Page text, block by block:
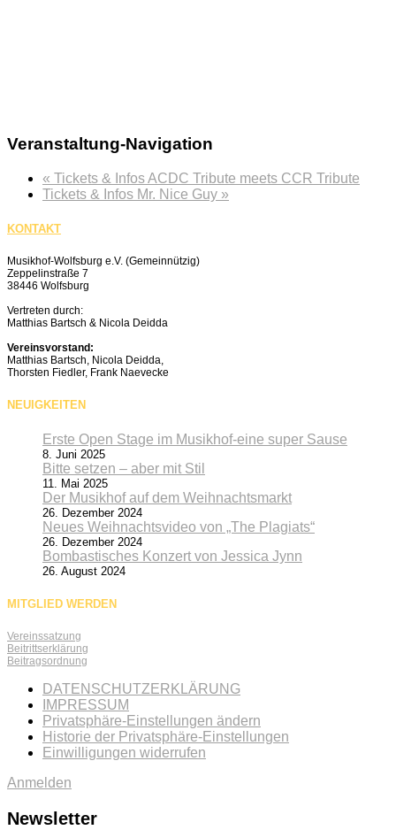
Veranstaltung-Navigation
« Tickets & Infos ACDC Tribute meets CCR Tribute
Tickets & Infos Mr. Nice Guy »
KONTAKT
Musikhof-Wolfsburg e.V. (Gemeinnützig)
Zeppelinstraße 7
38446 Wolfsburg
Vertreten durch:
Matthias Bartsch & Nicola Deidda
Vereinsvorstand:
Matthias Bartsch, Nicola Deidda,
Thorsten Fiedler, Frank Naevecke
NEUIGKEITEN
Erste Open Stage im Musikhof-eine super Sause
8. Juni 2025
Bitte setzen – aber mit Stil
11. Mai 2025
Der Musikhof auf dem Weihnachtsmarkt
26. Dezember 2024
Neues Weihnachtsvideo von „The Plagiats“
26. Dezember 2024
Bombastisches Konzert von Jessica Jynn
26. August 2024
MITGLIED WERDEN
Vereinssatzung
Beitrittserklärung
Beitragsordnung
DATENSCHUTZERKLÄRUNG
IMPRESSUM
Privatsphäre-Einstellungen ändern
Historie der Privatsphäre-Einstellungen
Einwilligungen widerrufen
Anmelden
Newsletter